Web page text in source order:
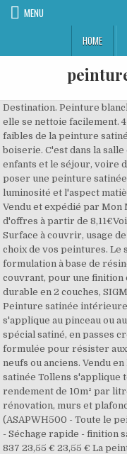
MENU
HOME
Destination. Peinture
elle se nettoie facilement.
faibles de la peinture
boiserie. C'est dans la
enfants et le séjour, voire
poser une peinture
luminosité et l'aspect
Vendu et expédié par Mon
d'offres à partir de
Surface à couvrir, usage
choix de vos peintures.
formulation à base de
couvrant, pour une finition
durable en 2 couches,
Peinture satinée intérieure
s'applique au pinceau ou
spécial satiné, en passes
formulée pour résister
neufs ou anciens. Vendu
satinée Tollens s'applique
rendement de 10m² par
rénovation, murs et
(ASAPWH500 - Toute le
- Séchage rapide - finition
837 23,55 € 23,55 € La